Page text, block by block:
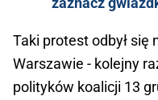
Taki protest odbył się
Warszawie - kolejny
polityków koalicji 13